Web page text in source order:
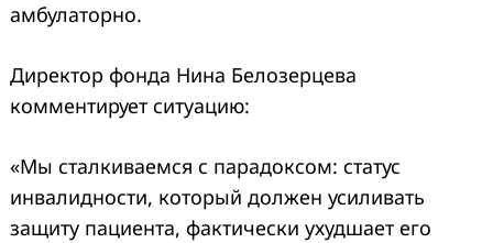
амбулаторно.
Директор фонда Нина Белозерцева
комментирует ситуацию:
«Мы сталкиваемся с парадоксом: статус
инвалидности, который должен усиливать
защиту пациента, фактически ухудшает его